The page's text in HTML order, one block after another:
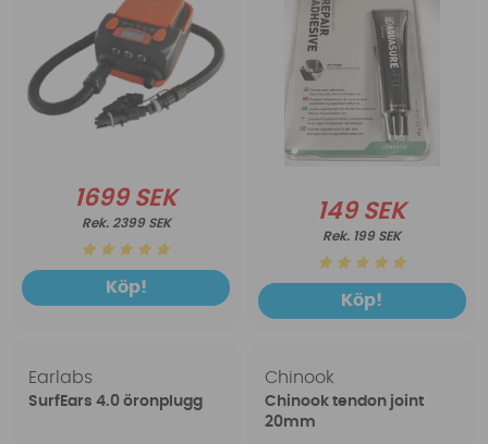
1699 SEK
2399 SEK
Köp!
149 SEK
199 SEK
Köp!
Earlabs
SurfEars 4.0 öronplugg
Chinook
Chinook tendon joint
20mm